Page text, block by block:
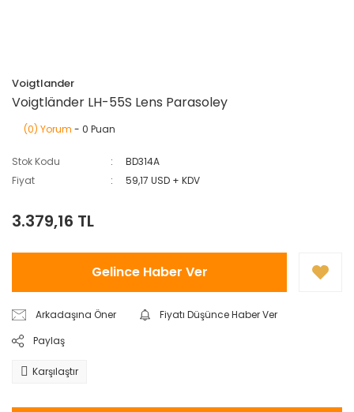
Voigtlander
Voigtländer LH-55S Lens Parasoley
(0) Yorum - 0 Puan
Stok Kodu
BD314A
Fiyat
59,17 USD + KDV
3.379,16 TL
Gelince Haber Ver
Arkadaşına Öner
Fiyatı Düşünce Haber Ver
Paylaş
Karşılaştır